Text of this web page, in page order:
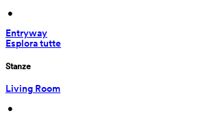
•
Entryway
Esplora tutte
Stanze
Living Room
•